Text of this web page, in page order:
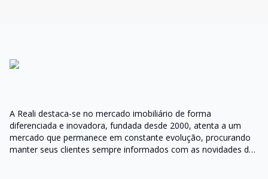
A Reali destaca-se no mercado imobiliário de forma
diferenciada e inovadora, fundada desde 2000, atenta a um
mercado que permanece em constante evolução, procurando
manter seus clientes sempre informados com as novidades do